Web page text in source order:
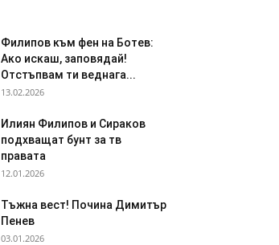
Филипов към фен на Ботев:
Ако искаш, заповядай!
Отстъпвам ти веднага...
13.02.2026
Илиян Филипов и Сираков
подхващат бунт за тв
правата
12.01.2026
Тъжна вест! Почина Димитър
Пенев
03.01.2026